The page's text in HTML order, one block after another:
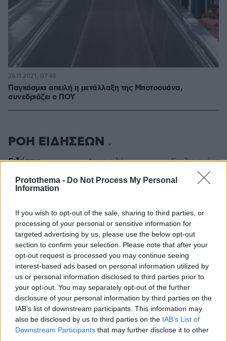
Protothema - Do Not Process My Personal
Information
If you wish to opt-out of the sale, sharing to third parties, or
processing of your personal or sensitive information for
targeted advertising by us, please use the below opt-out
section to confirm your selection. Please note that after your
opt-out request is processed you may continue seeing
interest-based ads based on personal information utilized by
us or personal information disclosed to third parties prior to
your opt-out. You may separately opt-out of the further
disclosure of your personal information by third parties on the
IAB’s list of downstream participants. This information may
also be disclosed by us to third parties on the IAB’s List of
Downstream Participants that may further disclose it to other
Παγκόσμια απειλή η μετάλλαξη της Μποτσουάνα,
συνεδριάζει ο ΠΟΥ
26.11.2021, 07:48
ΡΟΗ ΕΙΔΗΣΕΩΝ
Ειδήσεις Δημοφιλή Σχολιασμένα
Είμαστε πιο ευτυχισμένοι όταν κάνουμε περισσότερο
πριν 11 λεπτά
Σε δημοπρασία η μπάλα από το «χέρι του Θεού», το
περίφημο γκολ του Μαραντόνα
πριν 11 λεπτά
Kicker: «Μετά τον Καρέτσα η Ντόρτμουντ έχει στα
ραντάρ της και τον Κωνσταντέλια»
πριν 13 λεπτά
ΔΕΗ: Νέα συμφωνία για απόκτηση έργων ΑΠΕ άνω των
2 GW σε Πολωνία και Ουγγαρία
πριν 13 λεπτά
πριν 14 λεπτά